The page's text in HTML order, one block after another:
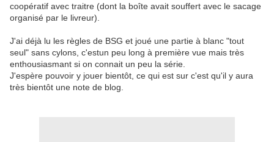
coopératif avec traitre (dont la boîte avait souffert avec le sacage
organisé par le livreur).
J'ai déjà lu les règles de BSG et joué une partie à blanc "tout
seul" sans cylons, c'estun peu long à première vue mais très
enthousiasmant si on connait un peu la série.
J'espère pouvoir y jouer bientôt, ce qui est sur c'est qu'il y aura
très bientôt une note de blog.